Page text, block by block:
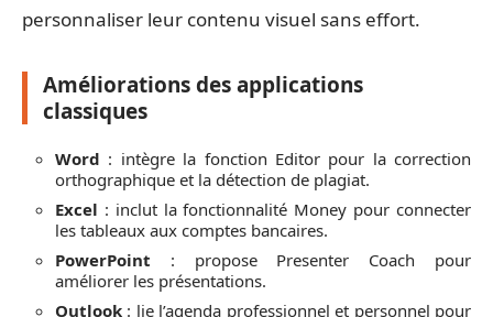
personnaliser leur contenu visuel sans effort.
Améliorations des applications
classiques
Word : intègre la fonction Editor pour la correction
orthographique et la détection de plagiat.
Excel : inclut la fonctionnalité Money pour connecter
les tableaux aux comptes bancaires.
PowerPoint : propose Presenter Coach pour
améliorer les présentations.
Outlook : lie l’agenda professionnel et personnel pour